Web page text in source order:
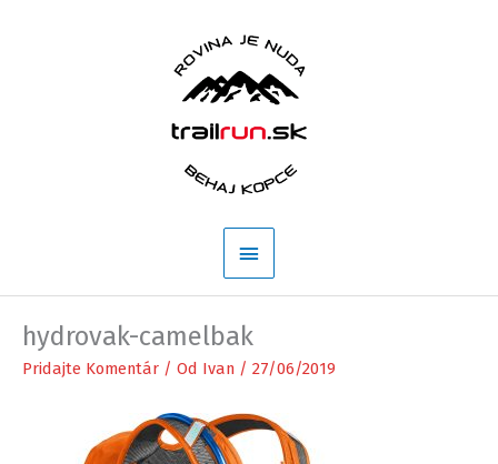
Hlavné
Menu
hydrovak-camelbak
Pridajte Komentár / Od Ivan / 27/06/2019